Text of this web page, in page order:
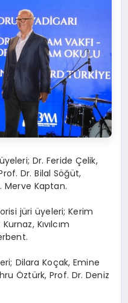
Dr. Feride Çelik,
Dr. Bilal Söğüt,
Merve Kaptan.
jüri üyeleri; Kerim
Kıvılcım
Dilara Koçak, Emine
Öztürk, Prof. Dr. Deniz